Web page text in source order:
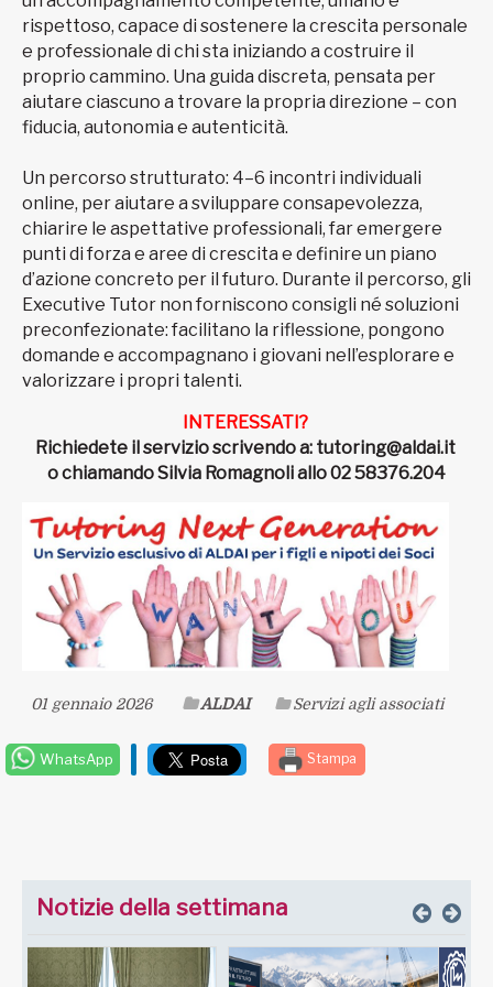
rispettoso, capace di sostenere la crescita personale
e professionale di chi sta iniziando a costruire il
proprio cammino. Una guida discreta, pensata per
aiutare ciascuno a trovare la propria direzione – con
fiducia, autonomia e autenticità.
Un percorso strutturato: 4–6 incontri individuali
online, per aiutare a sviluppare consapevolezza,
chiarire le aspettative professionali, far emergere
punti di forza e aree di crescita e definire un piano
d’azione concreto per il futuro. Durante il percorso, gli
Executive Tutor non forniscono consigli né soluzioni
preconfezionate: facilitano la riflessione, pongono
domande e accompagnano i giovani nell’esplorare e
valorizzare i propri talenti.
INTERESSATI?
Richiedete il servizio scrivendo a: tutoring@aldai.it
o chiamando Silvia Romagnoli allo 02 58376.204
01 gennaio 2026 ALDAI Servizi agli associati
WhatsApp Stampa
Notizie della settimana